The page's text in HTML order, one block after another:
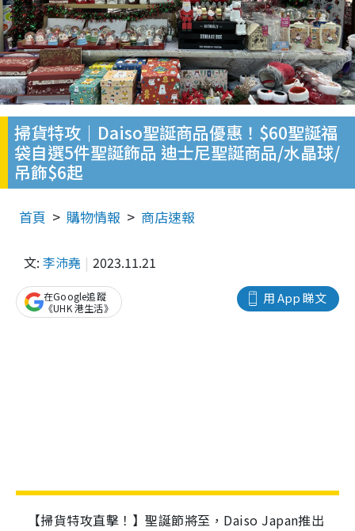
掃貨特攻｜Daiso聖誕商品優惠！$60聖誕福
袋自選5件聖誕飾品 迪士尼聖誕商品/水晶球/
吊飾$6起
首頁 購物情報 商店速報
文: 李沛堯 2023.11.21
用 App 睇文
在Google追蹤
《UHK 港生活》
【掃貨特攻直擊！】聖誕節將至，Daiso Japan推出